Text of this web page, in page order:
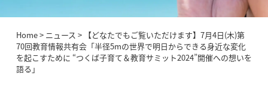
Home> ニュース > 【どなたでもご覧いただけます】7月4日(木)第
70回教育情報共有会「半径5mの世界で明日からできる身近な変化
を起こすために “つくば子育て＆教育サミット2024”開催への想いを
語る」